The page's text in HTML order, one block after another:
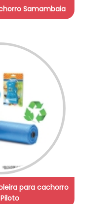
Samambaia
para cachorro